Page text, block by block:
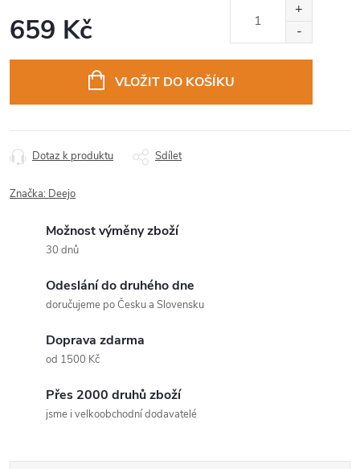
659 Kč
VLOŽIT DO KOŠÍKU
Dotaz k produktu Sdílet
Značka: Deejo
Možnost výměny zboží
30 dnů
Odeslání do druhého dne
doručujeme po Česku a Slovensku
Doprava zdarma
od 1500 Kč
Přes 2000 druhů zboží
jsme i velkoobchodní dodavatelé